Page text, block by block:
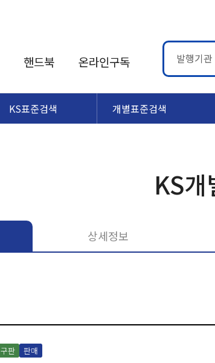
핸드북 온라인구독 발행기관
KS표준검색 개별표준검색
KS
상세정보
구판 판매